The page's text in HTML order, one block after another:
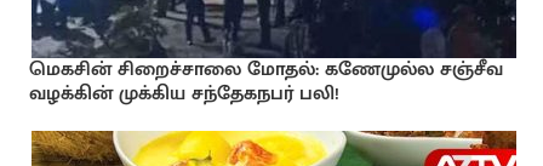
மெகசின் சிறைச்சாலை மோதல்: கணேமுல்ல சஞ்சீவ
வழக்கின் முக்கிய சந்தேகநபர் பலி!